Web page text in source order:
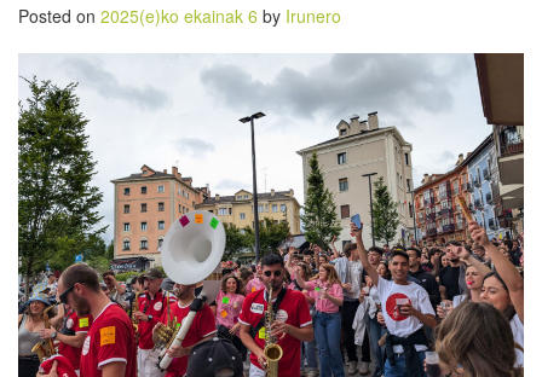
Posted on 2025(e)ko ekainak 6 by Irunero